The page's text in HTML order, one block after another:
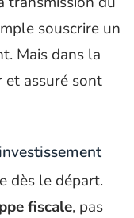
souscrire un
Mais dans la
et assuré sont
dès le départ.
fiscale, pas